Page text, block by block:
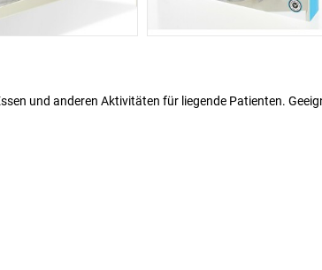
und anderen Aktivitäten für liegende Patienten.